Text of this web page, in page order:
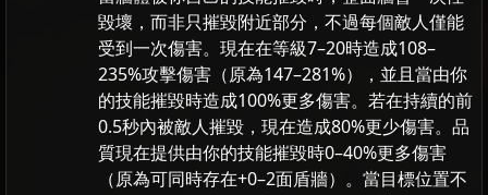
毀壞，而非只摧毀附近部分，不過每個敵人僅能
受到一次傷害。現在在等級7–20時造成108–
235%攻擊傷害（原為147–281%），並且當由你
的技能摧毀時造成100%更多傷害。若在持續的前
0.5秒內被敵人摧毀，現在造成80%更少傷害。品
質現在提供由你的技能摧毀時0–40%更多傷害
（原為可同時存在+0–2面盾牆）。當目標位置不